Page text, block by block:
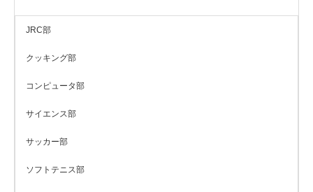
JRC部
クッキング部
コンピュータ部
サイエンス部
サッカー部
ソフトテニス部